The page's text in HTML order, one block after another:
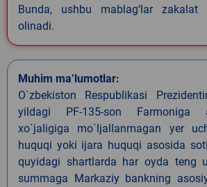
Bunda, ushbu mablag‘lar
olinadi.
Muhim ma’lumotlar:
O`zbekiston Respublikasi
yildagi PF-135-son Farmoniga
xo`jaligiga mo`ljallanmagan yer
huquqi yoki ijara huquqi asosida
quyidagi shartlarda har oyda teng
summaga Markaziy bankning